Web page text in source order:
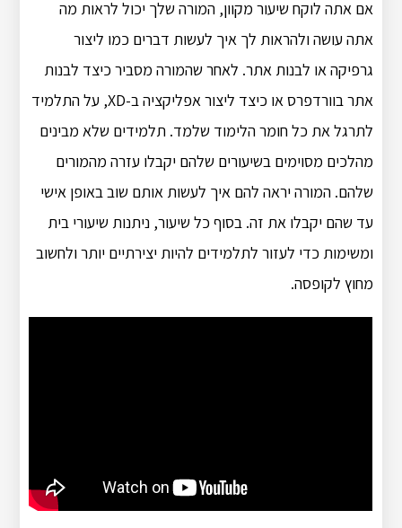
אם אתה לוקח שיעור מקוון, המורה שלך יכול לראות מה
אתה עושה ולהראות לך איך לעשות דברים כמו ליצור
גרפיקה או לבנות אתר. לאחר שהמורה מסביר כיצד לבנות
אתר בוורדפרס או כיצד ליצור אפליקציה ב-XD, על התלמיד
לתרגל את כל חומר הלימוד שלמד. תלמידים שלא מבינים
מהלכים מסוימים בשיעורים שלהם יקבלו עזרה מהמורים
שלהם. המורה יראה להם איך לעשות אותם שוב באופן אישי
עד שהם יקבלו את זה. בסוף כל שיעור, ניתנות שיעורי בית
ומשימות כדי לעזור לתלמידים להיות יצירתיים יותר ולחשוב
מחוץ לקופסה.